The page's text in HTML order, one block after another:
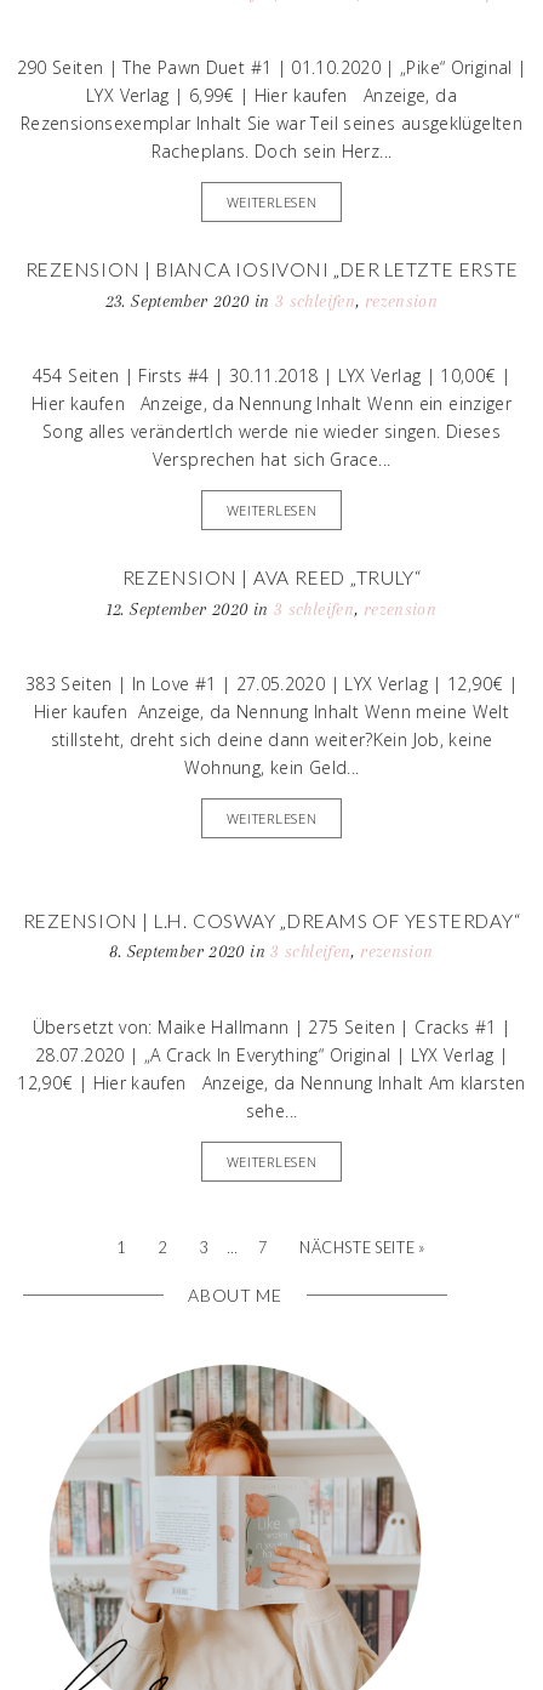
290 Seiten | The Pawn Duet #1 | 01.10.2020 | „Pike“ Original |
LYX Verlag | 6,99€ | Hier kaufen Anzeige, da
Rezensionsexemplar Inhalt Sie war Teil seines ausgeklügelten
Racheplans. Doch sein Herz...
WEITERLESEN
REZENSION | BIANCA IOSIVONI „DER LETZTE ERSTE
SONG“
23. September 2020 in 3 schleifen, rezension
454 Seiten | Firsts #4 | 30.11.2018 | LYX Verlag | 10,00€ |
Hier kaufen Anzeige, da Nennung Inhalt Wenn ein einziger
Song alles verändertIch werde nie wieder singen. Dieses
Versprechen hat sich Grace...
WEITERLESEN
REZENSION | AVA REED „TRULY“
12. September 2020 in 3 schleifen, rezension
383 Seiten | In Love #1 | 27.05.2020 | LYX Verlag | 12,90€ |
Hier kaufen Anzeige, da Nennung Inhalt Wenn meine Welt
stillsteht, dreht sich deine dann weiter?Kein Job, keine
Wohnung, kein Geld...
WEITERLESEN
REZENSION | L.H. COSWAY „DREAMS OF YESTERDAY“
8. September 2020 in3 schleifen, rezension
Übersetzt von: Maike Hallmann | 275 Seiten | Cracks #1 |
28.07.2020 | „A Crack In Everything“ Original | LYX Verlag |
12,90€ | Hier kaufen Anzeige, da Nennung Inhalt Am klarsten
sehe...
WEITERLESEN
1 2 3 … 7 NÄCHSTE SEITE »
ABOUT ME